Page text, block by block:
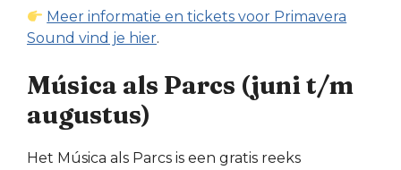
Meer informatie en tickets voor Primavera
Sound vind je hier.
Música als Parcs (juni t/m
augustus)
Het Música als Parcs is een gratis reeks